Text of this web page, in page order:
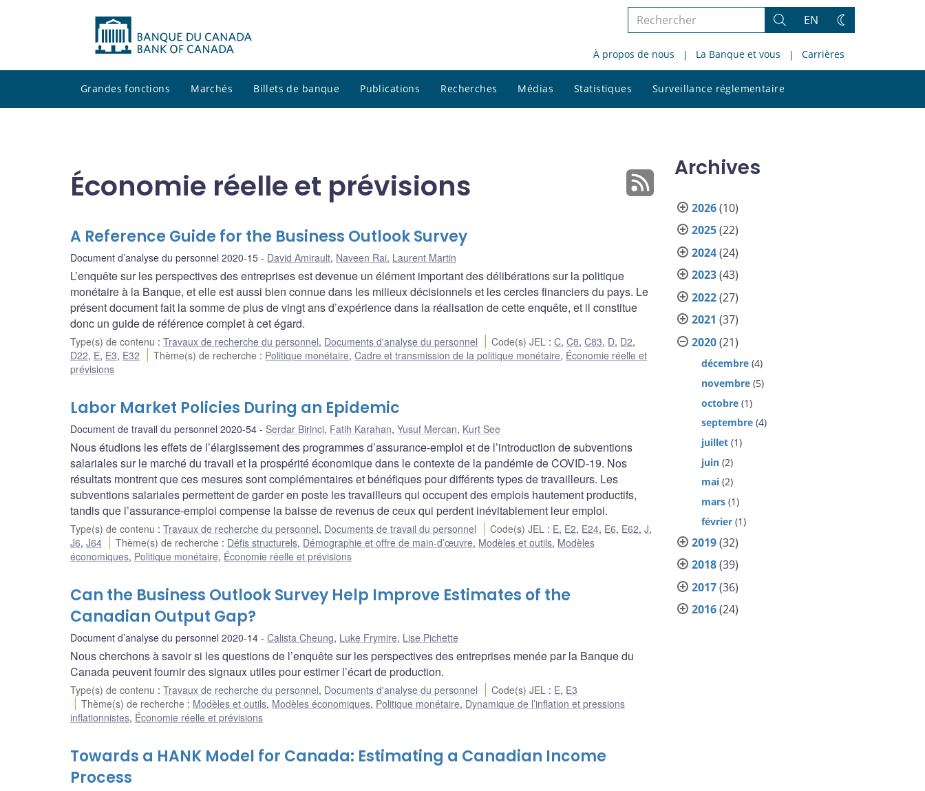
Rechercher
le
site
Rechercher
EN
Changez
thème
À propos de nous La Banque et vous Carrières
Grandes fonctions Marchés Billets de banque Publications Recherches Médias Statistiques Surveillance réglementaire
le
Économie réelle et prévisions
A Reference Guide for the Business Outlook Survey
Document d’analyse du personnel 2020-15 David Amirault, Naveen Rai, Laurent Martin
L’enquête sur les perspectives des entreprises est devenue un élément important des délibérations sur la politique
monétaire à la Banque, et elle est aussi bien connue dans les milieux décisionnels et les cercles financiers du pays. Le
présent document fait la somme de plus de vingt ans d’expérience dans la réalisation de cette enquête, et il constitue
donc un guide de référence complet à cet égard.
Type(s) de contenu : Travaux de recherche du personnel, Documents d'analyse du personnel Code(s) JEL :C,C8,C83, D, D2,
D22, E, E3, E32 Thème(s) de recherche : Politique monétaire,Cadre et transmission de la politique monétaire, Économie réelle et
prévisions
Labor Market Policies During an Epidemic
Document de travail du personnel 2020-54 Serdar Birinci, Fatih Karahan, Yusuf Mercan, Kurt See
Nous étudions les effets de l’élargissement des programmes d’assurance-emploi et de l’introduction de subventions
salariales sur le marché du travail et la prospérité économique dans le contexte de la pandémie de COVID-19. Nos
résultats montrent que ces mesures sont complémentaires et bénéfiques pour différents types de travailleurs. Les
subventions salariales permettent de garder en poste les travailleurs qui occupent des emplois hautement productifs,
tandis que l’assurance-emploi compense la baisse de revenus de ceux qui perdent inévitablement leur emploi.
Type(s) de contenu : Travaux de recherche du personnel, Documents de travail du personnel Code(s) JEL : E, E2, E24, E6, E62,J,
J6, J64 Thème(s) de recherche : Défis structurels, Démographie et offre de main-d’œuvre, Modèles et outils, Modèles
économiques, Politique monétaire, Économie réelle et prévisions
Can the Business Outlook Survey Help Improve Estimates of the
Canadian Output Gap?
Document d’analyse du personnel 2020-14 Calista Cheung, Luke Frymire, Lise Pichette
Nous cherchons à savoir si les questions de l’enquête sur les perspectives des entreprises menée par la Banque du
Canada peuvent fournir des signaux utiles pour estimer l’écart de production.
Type(s) de contenu : Travaux de recherche du personnel, Documents d'analyse du personnel Code(s) JEL : E, E3
Thème(s) de recherche : Modèles et outils, Modèles économiques, Politique monétaire, Dynamique de l’inflation et pressions
inflationnistes, Économie réelle et prévisions
Towards a HANK Model for Canada: Estimating a Canadian Income
Process
Archives
2026(10)
2025(22)
2024(24)
2023(43)
2022(27)
2021 (37)
2020(21)
décembre (4)
novembre (5)
octobre (1)
septembre (4)
juillet (1)
juin (2)
mai (2)
mars (1)
février (1)
2019(32)
2018(39)
2017(36)
2016(24)